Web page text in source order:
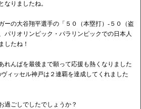
なりましたね。
ーの大谷翔平選手の「５０（本塁打）-５０（盗
パリオリンピック・パラリンピックでの日本人
したね！
れんぱを最後まで願って応援も熱くなりました
ィッセル神戸は２連覇を達成してくれました
過ごしでしたでしょうか？